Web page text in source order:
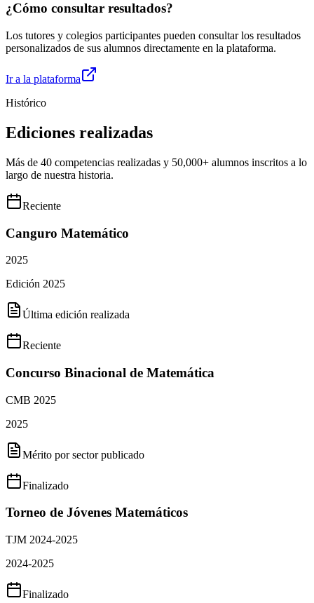
¿Cómo consultar resultados?
Los tutores y colegios participantes pueden consultar los resultados
personalizados de sus alumnos directamente en la plataforma.
Ir a la plataforma
Histórico
Ediciones realizadas
Más de 40 competencias realizadas y 50,000+ alumnos inscritos a lo
largo de nuestra historia.
Reciente
Canguro Matemático
2025
Edición 2025
Última edición realizada
Reciente
Concurso Binacional de Matemática
CMB 2025
2025
Mérito por sector publicado
Finalizado
Torneo de Jóvenes Matemáticos
TJM 2024-2025
2024-2025
Finalizado